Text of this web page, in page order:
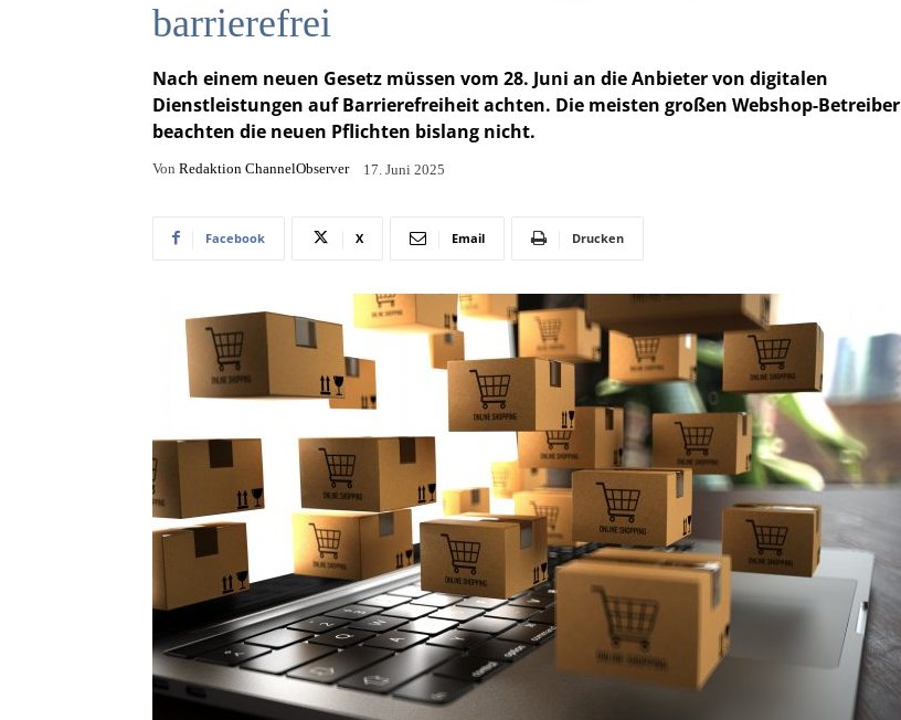
barrierefrei
Nach einem neuen Gesetz müssen vom 28. Juni an die Anbieter von digitalen
Dienstleistungen auf Barrierefreiheit achten. Die meisten großen Webshop-Betreiber
beachten die neuen Pflichten bislang nicht.
Von Redaktion ChannelObserver 17. Juni 2025
Facebook X Email Drucken